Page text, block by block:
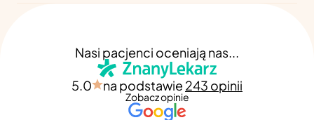
Nasi pacjenci oceniają nas...
5.0 na podstawie 243 opinii
Zobacz opinie